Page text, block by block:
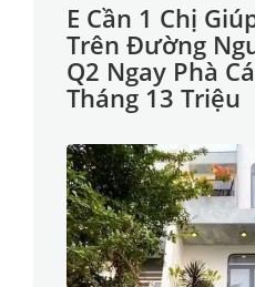
E Cần 1 Chị
Trên Đường
Q2 Ngay Phà
Tháng 13 Triệu